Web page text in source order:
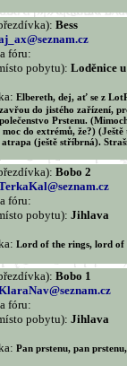
Bess
fóru:
pobytu): Loděnice
Elbereth, dej, ať se z
do jistého zařízení,
Prstenu.
moc do extrémů, že?)
(ještě stříbrná).
Bobo 2
fóru:
pobytu): Jihlava
Lord of the rings, lord of
Bobo 1
fóru:
pobytu): Jihlava
Pan prstenu, pan